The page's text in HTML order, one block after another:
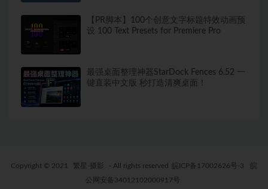
【PR脚本】100个创意文字标题特效动画预
设 100 Text Presets for Premiere Pro
最强桌面整理神器StarDock Fences 6.52 一
键直装中文版 秒打造清爽桌面！
Copyright © 2021 繁星-摄影 - All rights reserved 皖ICP备17002626号-3
皖
公网安备34012102000917号